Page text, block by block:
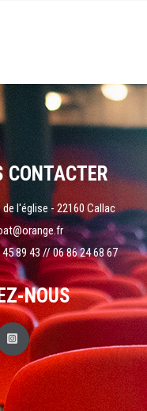
CONTACTER
de l'église - 22160 Callac
89 43 // 06 86 24 68 67
NOUS